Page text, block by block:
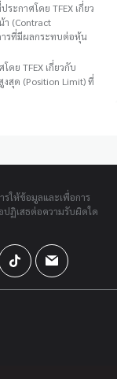
ะกาศโดย TFEX เกี่ยว
(Contract
ารที่มีผลกระทบต่อหุ้น
ดย TFEX เกี่ยวกับ
สุด (Position Limit) ที่
ให้ข้อมูลและเพื่อการ
ปฏิเสธต่อความรับผิดใด